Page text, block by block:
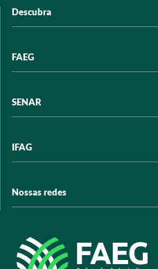
Descubra
Acervo digital
Programas e Serviços
Trabalhe conosco
FAEG
Transparência
SENAR
Transparência
Arrecadação
IFAG
Programas e Serviços
Acesso à Informação
Nossas redes
@sistemafaeg